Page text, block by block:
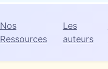
Nos
Ressources
Les
auteurs